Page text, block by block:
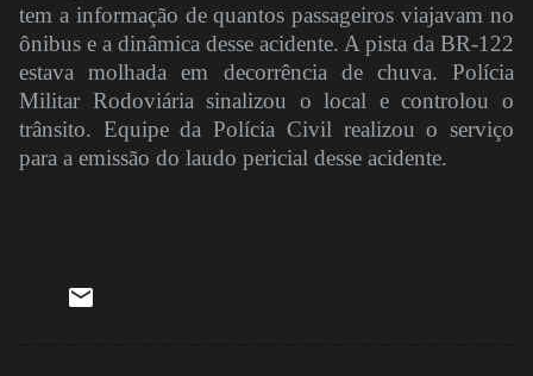
tem a informação de quantos passageiros viajavam no
ônibus e a dinâmica desse acidente. A pista da BR-122
estava molhada em decorrência de chuva. Polícia
Militar Rodoviária sinalizou o local e controlou o
trânsito. Equipe da Polícia Civil realizou o serviço
para a emissão do laudo pericial desse acidente.